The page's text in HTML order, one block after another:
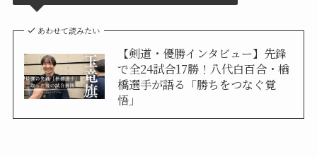
あわせて読みたい
【剣道・優勝インタビュー】先鋒
で全24試合17勝！八代白百合・楢
橋選手が語る「勝ちをつなぐ覚
悟」